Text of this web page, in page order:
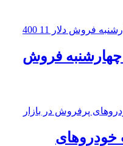
چهارشنبه فروش
خودرو‌های